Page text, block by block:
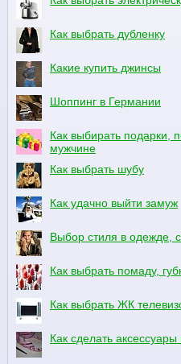
Как выбрать дубленку
Какие купить джинсы
Шоппинг в Германии
Как выбирать подарки,
мужчине
Как выбрать шубу
Как удачно выйти замуж
Выбор стиля в одежде,
Как выбрать помаду,
Как выбрать ЖК
Как сделать